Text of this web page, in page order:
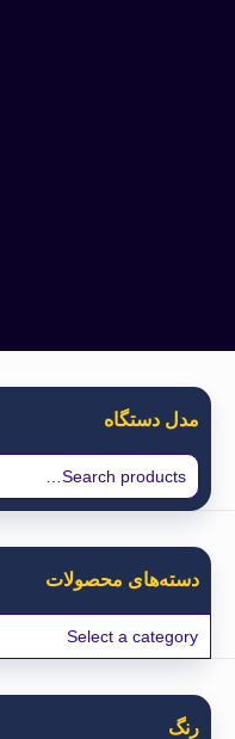
مدل دستگاه
دسته‌های محصولات
رنگ